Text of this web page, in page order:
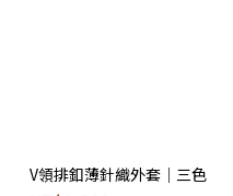
V領排釦薄針織外套｜三色